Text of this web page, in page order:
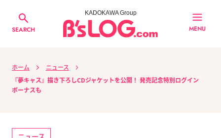
SEARCH
KADOKAWA Group
MENU
ホーム
ニュース
『夢キャス』描き下ろしCDジャケットを公開！ 発売記念特別ログイン
ボーナスも